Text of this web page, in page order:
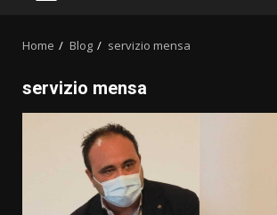
Home Blog servizio mensa
servizio mensa